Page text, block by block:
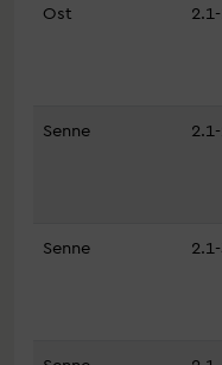
Ost
Senne
Senne